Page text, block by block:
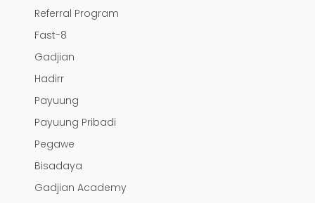
Referral Program
Fast-8
Gadjian
Hadirr
Payuung
Payuung Pribadi
Pegawe
Bisadaya
Gadjian Academy